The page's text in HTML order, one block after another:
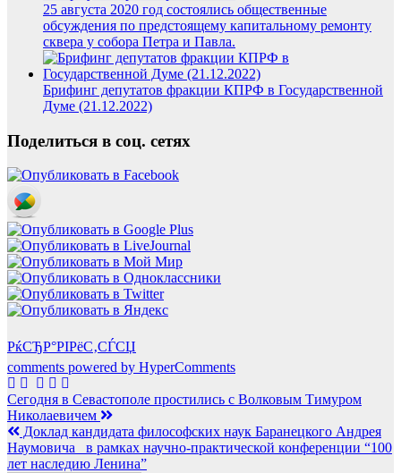
25 августа 2020 год состоялись общественные
обсуждения по предстоящему капитальному ремонту
сквера у собора Петра и Павла.
Брифинг депутатов фракции КПРФ в Государственной
Думе (21.12.2022)
Поделиться в соц. сетях
РќСЂР°РІРёС‚СЃСЏ
comments powered by HyperComments
Навигация
по
записям
Сегодня в Севастополе простились с Волковым Тимуром
Николаевичем
Доклад кандидата философских наук Баранецкого Андрея
Наумовича в рамках научно-практической конференции “100
лет наследию Ленина”